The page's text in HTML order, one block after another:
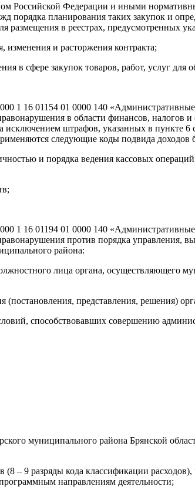
Российской Федерации и иными
порядка планирования таких закупок и
размещения в реестрах, предусмотренных
и расторжения контракта;
в сфере закупок товаров, работ, услуг
1 16 01154 01 0000 140
в области финансов, налогов
штрафов, указанных в пункте
следующие коды подвида доходов
и порядка ведения кассовых
1 16 01194 01 0000 140
против порядка управления,
района:
лица органа, осуществляющего
(постановления, представления, решения)
способствовавших совершению
муниципального района Брянской
(8 – 9 разряды кода классификации
направлениям деятельности;